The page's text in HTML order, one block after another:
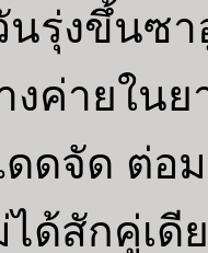
รุ่งขึ้นซา
งค่ายใ
ดดจัด ต่อ
ด้สักคู่เดี